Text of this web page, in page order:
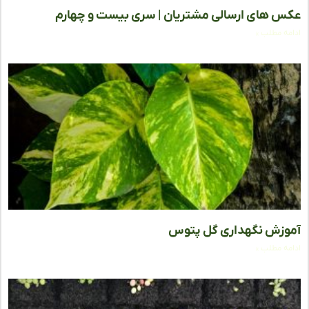
های ارسالی مشتریان | سری بیست و چهارم
مطلب »
نگهداری گل پتوس
مطلب »